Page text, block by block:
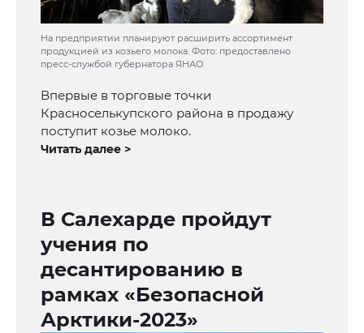
На предприятии планируют расширить ассортимент
продукцией из козьего молока. Фото: предоставлено
пресс-службой губернатора ЯНАО
Впервые в торговые точки
Красноселькупского района в продажу
поступит козье молоко.
Читать далее >
В Салехарде пройдут
учения по
десантированию в
рамках «Безопасной
Арктики-2023»